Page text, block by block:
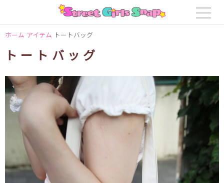
ホーム アイテム トートバッグ
トートバッグ